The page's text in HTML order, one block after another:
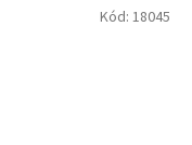
Kód: 18045